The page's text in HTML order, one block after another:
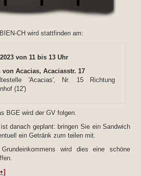
CH wird stattfinden am:
von 11 bis 13 Uhr
von Acacias, Acaciasstr. 17
'Acacias', Nr. 15 Richtung
(12')
BGE wird der GV folgen.
danach geplant: bringen Sie ein Sandwich
ein Getränk zum teilen mit.
wird dies eine schöne